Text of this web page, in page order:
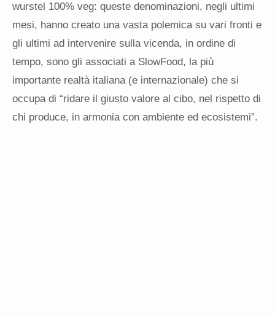
wurstel 100% veg: queste denominazioni, negli ultimi
mesi, hanno creato una vasta polemica su vari fronti e
gli ultimi ad intervenire sulla vicenda, in ordine di
tempo, sono gli associati a SlowFood, la più
importante realtà italiana (e internazionale) che si
occupa di “ridare il giusto valore al cibo, nel rispetto di
chi produce, in armonia con ambiente ed ecosistemi”.